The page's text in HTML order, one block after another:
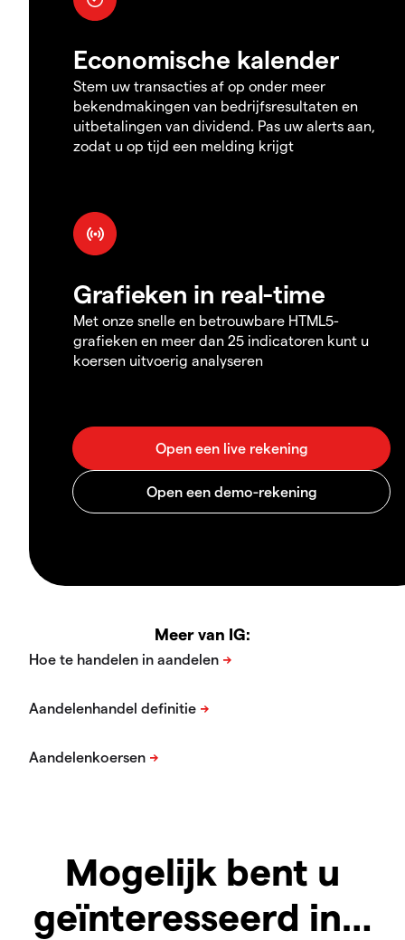
Economische kalender
Stem uw transacties af op onder meer
bekendmakingen van bedrijfsresultaten en
uitbetalingen van dividend. Pas uw alerts aan,
zodat u op tijd een melding krijgt
Grafieken in real-time
Met onze snelle en betrouwbare HTML5-
grafieken en meer dan 25 indicatoren kunt u
koersen uitvoerig analyseren
Meer van IG:
Mogelijk bent u
geïnteresseerd in…